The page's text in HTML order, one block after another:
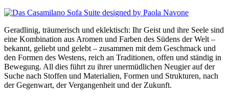
Geradlinig, träumerisch und eklektisch: Ihr Geist und ihre Seele sind
eine Kombination aus Aromen und Farben des Südens der Welt –
bekannt, geliebt und gelebt – zusammen mit dem Geschmack und
den Formen des Westens, reich an Traditionen, offen und ständig in
Bewegung. All dies führt zu ihrer unermüdlichen Neugier auf der
Suche nach Stoffen und Materialien, Formen und Strukturen, nach
der Gegenwart, der Vergangenheit und der Zukunft.